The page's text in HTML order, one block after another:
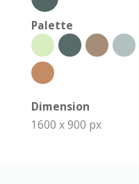
Palette
Dimension
1600 x 900 px